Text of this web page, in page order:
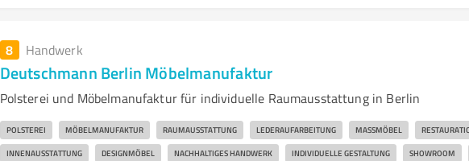
8 Handwerk
Deutschmann Berlin Möbelmanufaktur
Polsterei und Möbelmanufaktur für individuelle Raumausstattung in Berlin
POLSTEREI MÖBELMANUFAKTUR RAUMAUSSTATTUNG LEDERAUFARBEITUNG MASSMÖBEL
INNENAUSSTATTUNG DESIGNMÖBEL NACHHALTIGES HANDWERK INDIVIDUELLE GESTALTUNG SHOWROOM